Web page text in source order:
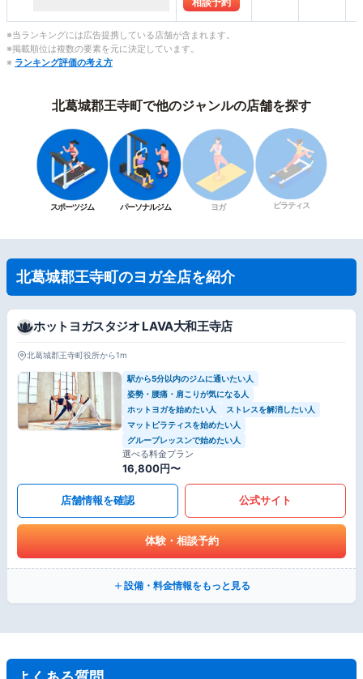
※当ランキングには広告提携している店舗が含まれます。
※掲載順位は複数の要素を元に決定しています。
※ ランキング評価の考え方
北葛城郡王寺町で他のジャンルの店舗を探す
スポーツジム パーソナルジム ヨガ ピラティス
北葛城郡王寺町のヨガ全店を紹介
ホットヨガスタジオ LAVA大和王寺店
北葛城郡王寺町役所から1m
駅から5分以内のジムに通いたい人
姿勢・腰痛・肩こりが気になる人
ホットヨガを始めたい人
ストレスを解消したい人
マットピラティスを始めたい人
グループレッスンで始めたい人
選べる料金プラン
16,800円〜
店舗情報を確認 公式サイト
体験・相談予約
設備・料金情報をもっと見る